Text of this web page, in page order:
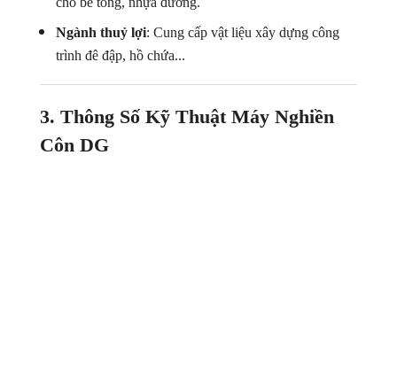
Ngành thuỷ lợi: Cung cấp vật liệu xây dựng công
trình đê đập, hồ chứa...
3. Thông Số Kỹ Thuật Máy Nghiền
Côn DG